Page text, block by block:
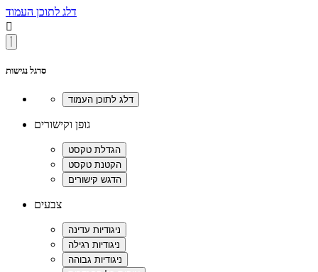
דלג לתוכן העמוד

סרגל נגישות
גופן וקישורים
צבעים